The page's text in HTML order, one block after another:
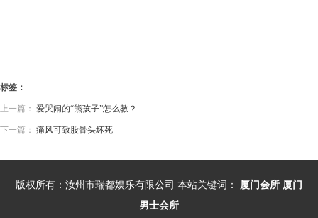
标签：
上一篇： 爱哭闹的“熊孩子”怎么教？
下一篇： 痛风可致股骨头坏死
版权所有：汝州市瑞都娱乐有限公司 本站关键词： 厦门会所 厦门
男士会所